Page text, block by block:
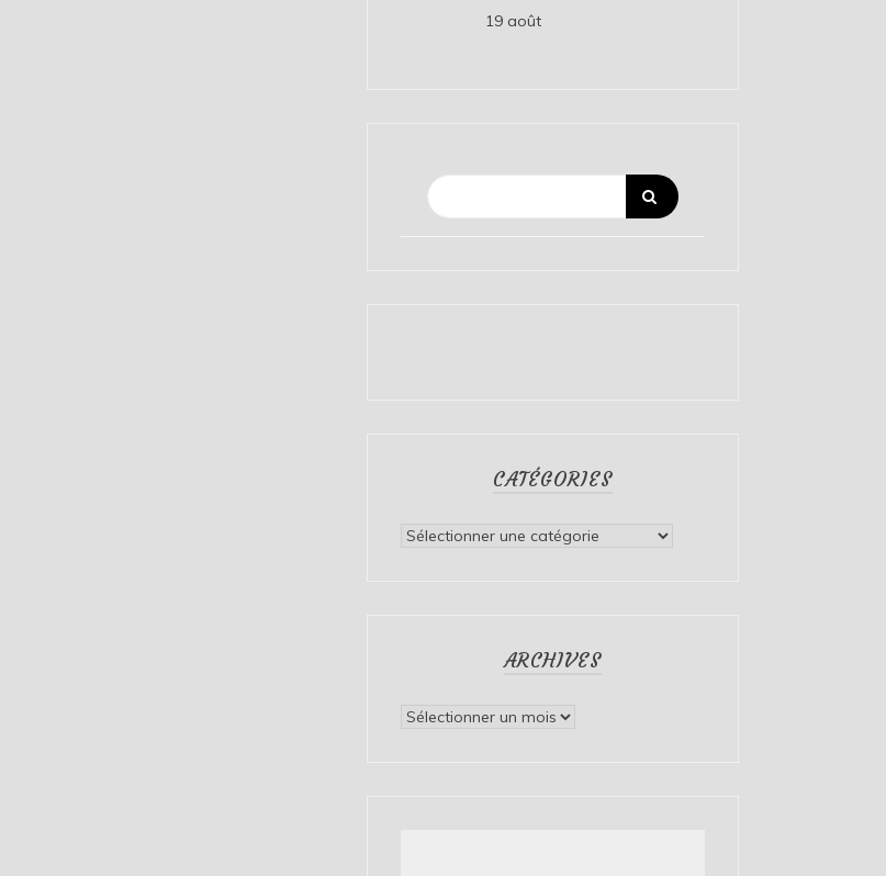
19 août
CATÉGORIES
Catégories
ARCHIVES
Archives